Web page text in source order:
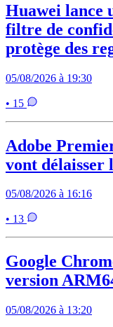
Huawei lance
filtre de
protège des
05/08/2026 à 19:30
• 15
Adobe
vont délaisser
05/08/2026 à 16:16
• 13
Google
version
05/08/2026 à 13:20